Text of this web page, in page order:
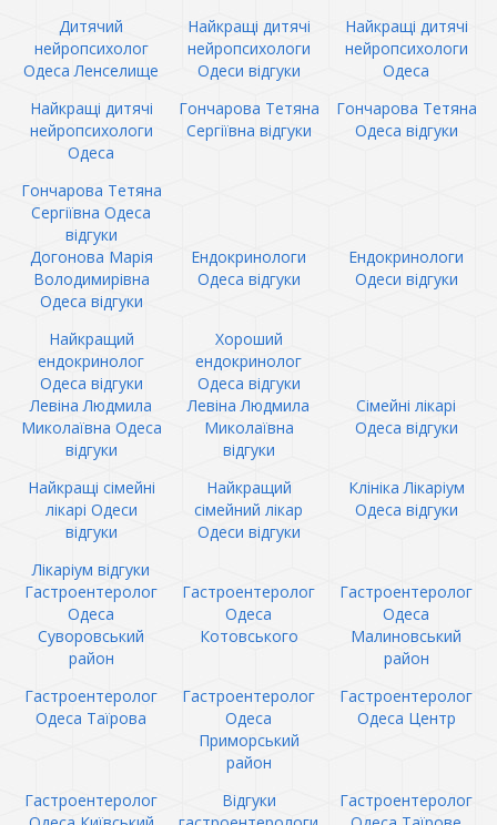
Дитячий
нейропсихолог
Одеса Ленселище
Найкращі дитячі
нейропсихологи
Одеси відгуки
Найкращі дитячі
нейропсихологи
Одеса
Найкращі дитячі
нейропсихологи
Одеса
Гончарова Тетяна
Сергіївна відгуки
Гончарова Тетяна
Одеса відгуки
Гончарова Тетяна
Сергіївна Одеса
відгуки
Догонова Марія
Володимирівна
Одеса відгуки
Ендокринологи
Одеса відгуки
Ендокринологи
Одеси відгуки
Найкращий
ендокринолог
Одеса відгуки
Хороший
ендокринолог
Одеса відгуки
Левіна Людмила
Миколаївна Одеса
відгуки
Левіна Людмила
Миколаївна
відгуки
Сімейні лікарі
Одеса відгуки
Найкращі сімейні
лікарі Одеси
відгуки
Найкращий
сімейний лікар
Одеси відгуки
Клініка Лікаріум
Одеса відгуки
Лікаріум відгуки
Гастроентеролог
Одеса
Суворовський
район
Гастроентеролог
Одеса
Котовського
Гастроентеролог
Одеса
Малиновський
район
Гастроентеролог
Одеса Таїрова
Гастроентеролог
Одеса
Приморський
район
Гастроентеролог
Одеса Центр
Гастроентеролог
Відгуки
Гастроентеролог